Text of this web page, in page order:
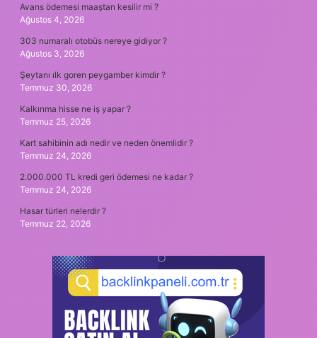
Avans ödemesi maaştan kesilir mi ?
Ağustos 4, 2026
303 numaralı otobüs nereye gidiyor ?
Ağustos 3, 2026
Şeytanı ılk goren peygamber kimdir ?
Temmuz 30, 2026
Kalkınma hisse ne iş yapar ?
Temmuz 25, 2026
Kart sahibinin adı nedir ve neden önemlidir ?
Temmuz 24, 2026
2.000.000 TL kredi geri ödemesi ne kadar ?
Temmuz 24, 2026
Hasar türleri nelerdir ?
Temmuz 22, 2026